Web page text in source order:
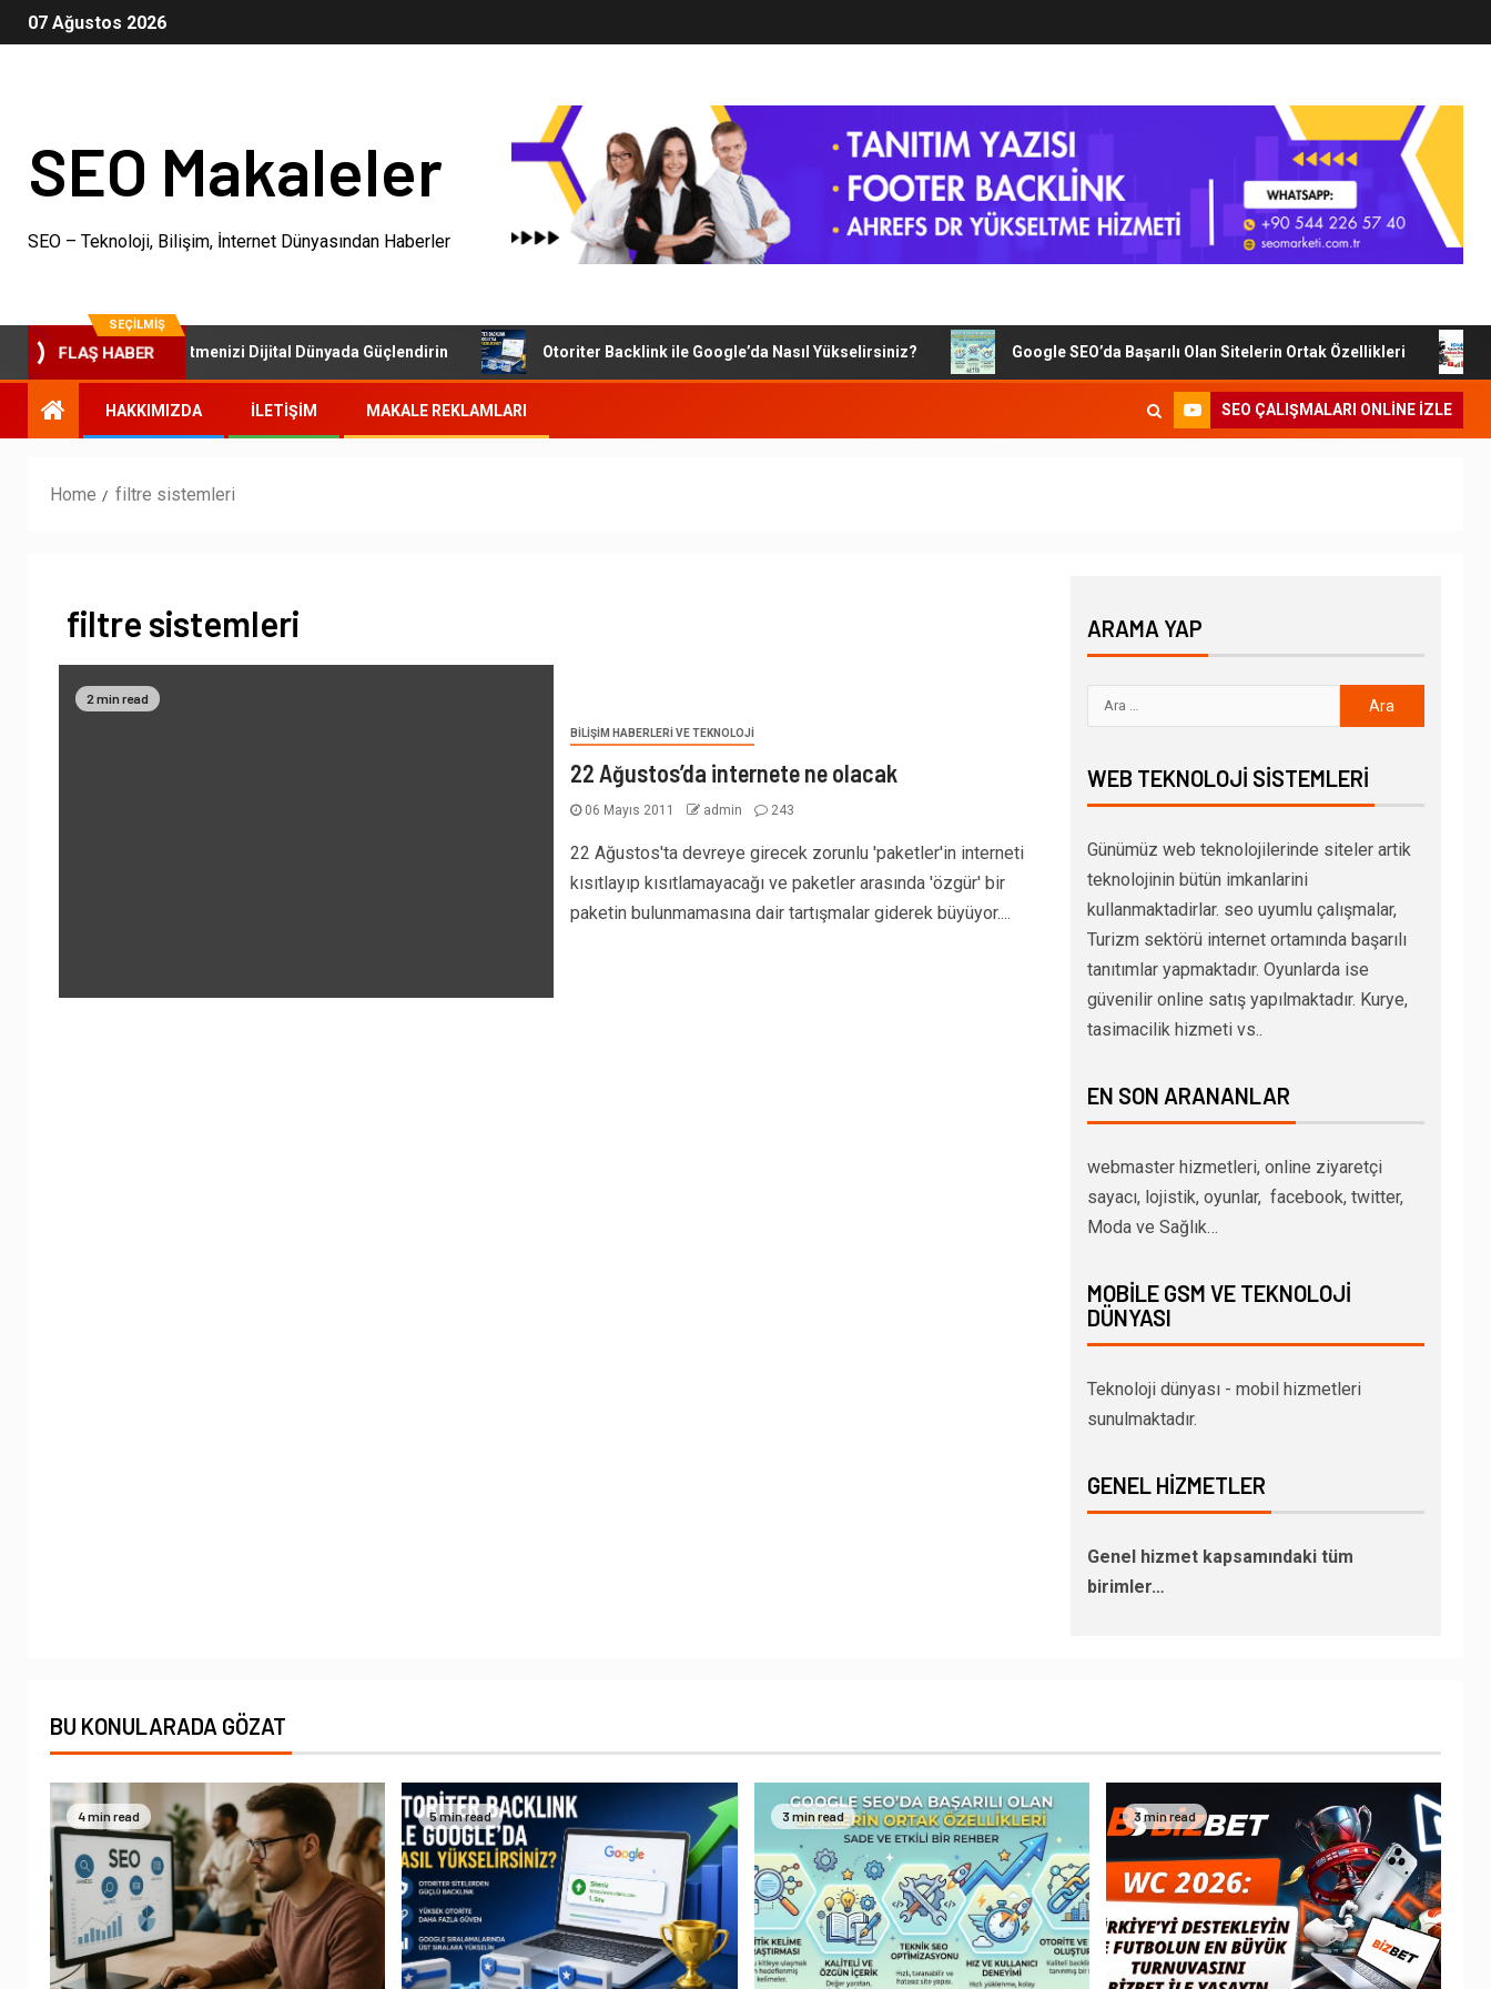
07 Ağustos 2026
SEO Makaleler
SEO – Teknoloji, Bilişim, İnternet Dünyasından Haberler
SEÇILMIŞ
FLAŞ HABER
SEO Paketleri: İşletmenizi Dijital Dünyada Güçlendirin Otoriter Backlink ile Google’da Nasıl Yükselirsiniz? Google SEO’da Başarılı Olan Sitelerin Ortak Özellikleri
HAKKIMIZDA İLETIŞIM MAKALE REKLAMLARI SEO ÇALIŞMALARI ONLINE IZLE
Home filtre sistemleri
filtre sistemleri
2 min read
BILIŞIM HABERLERI VE TEKNOLOJI
22 Ağustos’da internete ne olacak
06 Mayıs 2011 admin 243
22 Ağustos'ta devreye girecek zorunlu 'paketler'in interneti
kısıtlayıp kısıtlamayacağı ve paketler arasında 'özgür' bir
paketin bulunmamasına dair tartışmalar giderek büyüyor....
ARAMA YAP
WEB TEKNOLOJI SISTEMLERI
Günümüz web teknolojilerinde siteler artik
teknolojinin bütün imkanlarini
kullanmaktadirlar. seo uyumlu çalışmalar,
Turizm sektörü internet ortamında başarılı
tanıtımlar yapmaktadır. Oyunlarda ise
güvenilir online satış yapılmaktadır. Kurye,
tasimacilik hizmeti vs..
EN SON ARANANLAR
webmaster hizmetleri, online ziyaretçi
sayacı, lojistik, oyunlar, facebook, twitter,
Moda ve Sağlık…
MOBILE GSM VE TEKNOLOJI
DÜNYASI
Teknoloji dünyası - mobil hizmetleri
sunulmaktadır.
GENEL HIZMETLER
Genel hizmet kapsamındaki tüm
birimler…
BU KONULARADA GÖZAT
4 min read 5 min read 3 min read 3 min read